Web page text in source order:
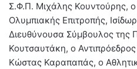
Σ.Φ.Π. Μιχάλης Κουντούρης,
Ολυμπιακής Επιτροπής,
Διευθύνουσα Σύμβουλος της
Κουτσαυτάκη, o
Κώστας Καραπαπάς, ο